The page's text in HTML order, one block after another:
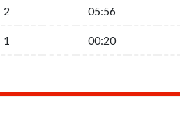
2 05:56
1 00:20
2 05:56
1 00:20